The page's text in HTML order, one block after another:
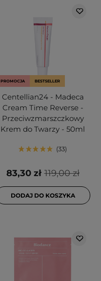
PROMOCJA BESTSELLER
Centellian24 - Madeca
Cream Time Reverse -
Przeciwzmarszczkowy
Krem do Twarzy - 50ml
33
119,00 zł
83,30 zł
DODAJ DO KOSZYKA